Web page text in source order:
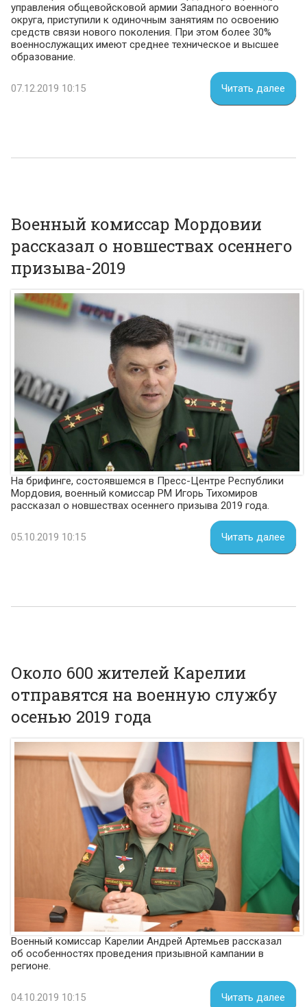
управления общевойсковой армии Западного военного
округа, приступили к одиночным занятиям по освоению
средств связи нового поколения. При этом более 30%
военнослужащих имеют среднее техническое и высшее
образование.
07.12.2019 10:15 Читать далее
Военный комиссар Мордовии
рассказал о новшествах осеннего
призыва-2019
На брифинге, состоявшемся в Пресс-Центре Республики
Мордовия, военный комиссар РМ Игорь Тихомиров
рассказал о новшествах осеннего призыва 2019 года.
05.10.2019 10:15 Читать далее
Около 600 жителей Карелии
отправятся на военную службу
осенью 2019 года
Военный комиссар Карелии Андрей Артемьев рассказал
об особенностях проведения призывной кампании в
регионе.
04.10.2019 10:15 Читать далее